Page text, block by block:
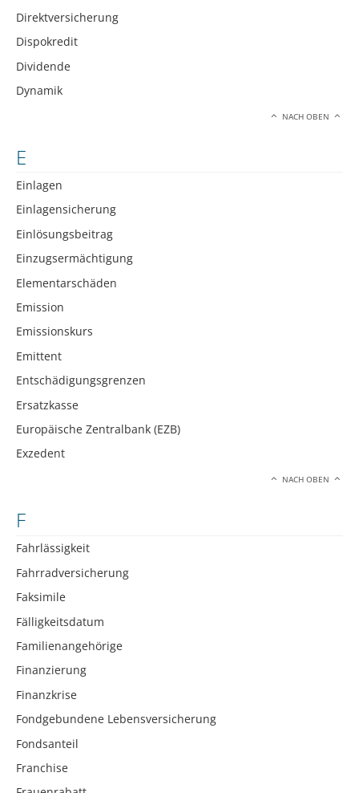
Direktversicherung
Dispokredit
Dividende
Dynamik
NACH OBEN
E
Einlagen
Einlagensicherung
Einlösungsbeitrag
Einzugsermächtigung
Elementarschäden
Emission
Emissionskurs
Emittent
Entschädigungsgrenzen
Ersatzkasse
Europäische Zentralbank (EZB)
Exzedent
NACH OBEN
F
Fahrlässigkeit
Fahrradversicherung
Faksimile
Fälligkeitsdatum
Familienangehörige
Finanzierung
Finanzkrise
Fondgebundene Lebensversicherung
Fondsanteil
Franchise